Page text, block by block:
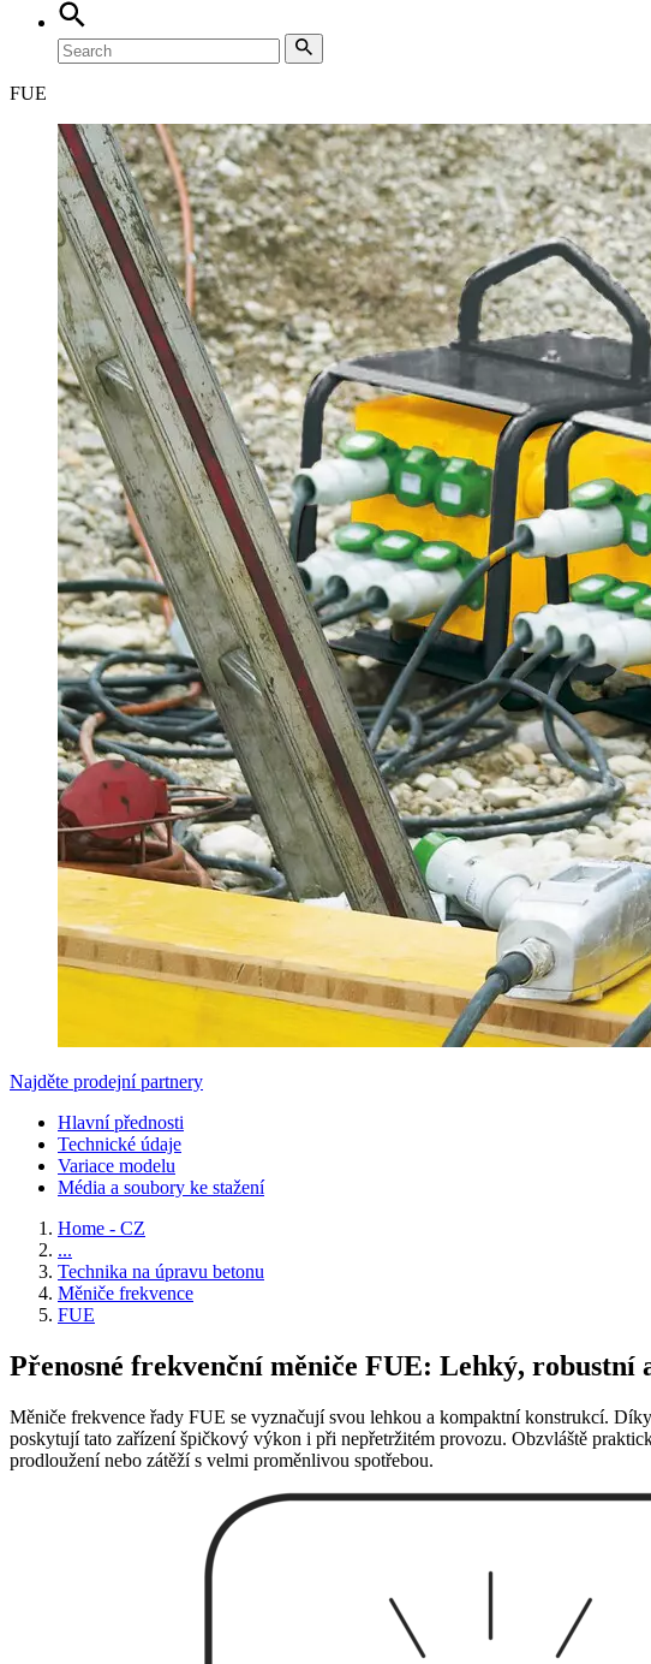
FUE
Najděte prodejní partnery
Hlavní přednosti
Technické údaje
Variace modelu
Média a soubory ke stažení
Home - CZ
...
Technika na úpravu betonu
Měniče frekvence
FUE
Přenosné frekvenční měniče FUE: Lehký, robustní
Měniče frekvence řady FUE se vyznačují svou lehkou a kompaktní konstrukcí.
poskytují tato zařízení špičkový výkon i při nepřetržitém provozu. Obzvláště
prodloužení nebo zátěží s velmi proměnlivou spotřebou.